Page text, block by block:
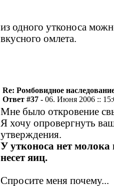
из одного утконоса
вкусного омлета.
Re: Ромбовидное
Ответ #37 - 06. Июня 2006 ::
Мне было откровение
Я хочу опровергнуть
утверждения.
У утконоса нет молока
несет яиц.
Спросите меня почему...